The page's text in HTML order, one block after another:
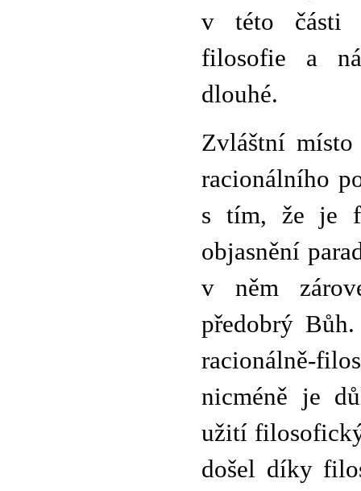
v této části
filosofie a
dlouhé.
Zvláštní
racionálního
s tím, že je
objasnění
v něm
předobrý
racionálně-
nicméně je
užití
došel díky